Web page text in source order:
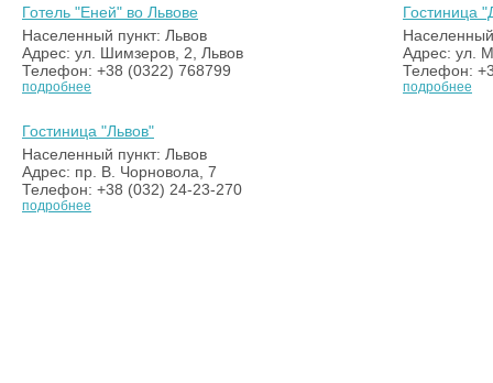
Готель "Еней" во Львове
Населенный пункт: Львов
Адрес: ул. Шимзеров, 2, Львов
Телефон: +38 (0322) 768799
подробнее
Гостиница
Адрес: ул.
Телефон:
подробнее
Гостиница "Львов"
Населенный пункт: Львов
Адрес: пр. В. Чорновола, 7
Телефон: +38 (032) 24-23-270
подробнее